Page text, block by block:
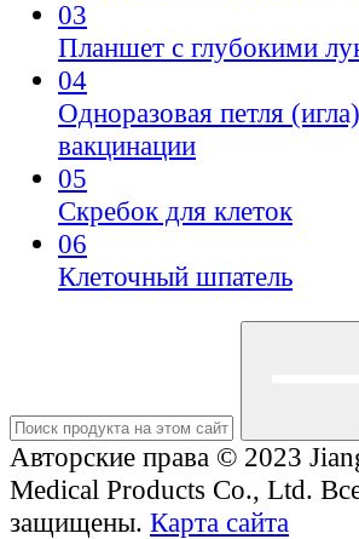
03
Планшет с глубокими
04
Одноразовая петля
вакцинации
05
Скребок для клеток
06
Клеточный шпатель
Авторские права © 2023
Medical Products Co., Ltd.
защищены. Карта сайта